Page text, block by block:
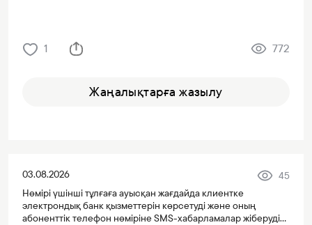
1 772
Жаңалықтарға жазылу
03.08.2026
45
Нөмірі үшінші тұлғаға ауысқан жағдайда клиентке
электрондық банк қызметтерін көрсетуді және оның
абоненттік телефон нөміріне SMS-хабарламалар жіберуді